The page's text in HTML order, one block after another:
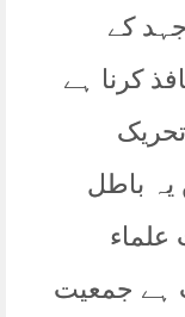
کے
کرنا ہے
یہ باطل
علماء
ہے جمعیت